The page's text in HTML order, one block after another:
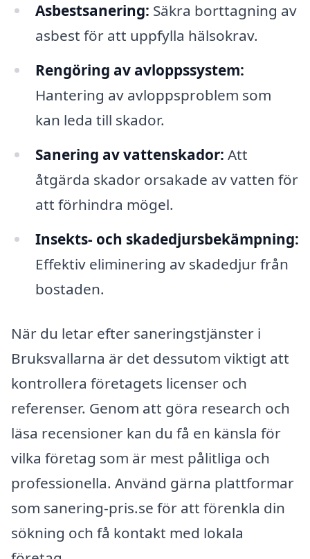
Asbestsanering: Säkra borttagning av
asbest för att uppfylla hälsokrav.
Rengöring av avloppssystem:
Hantering av avloppsproblem som
kan leda till skador.
Sanering av vattenskador: Att
åtgärda skador orsakade av vatten för
att förhindra mögel.
Insekts- och skadedjursbekämpning:
Effektiv eliminering av skadedjur från
bostaden.
När du letar efter saneringstjänster i
Bruksvallarna är det dessutom viktigt att
kontrollera företagets licenser och
referenser. Genom att göra research och
läsa recensioner kan du få en känsla för
vilka företag som är mest pålitliga och
professionella. Använd gärna plattformar
som sanering-pris.se för att förenkla din
sökning och få kontakt med lokala